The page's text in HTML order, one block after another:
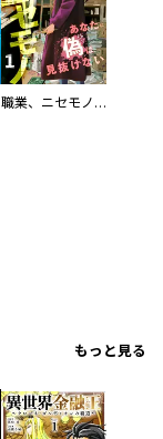
職業、ニセモノ～あなたに偽は見抜けない【電子単行本版】
もっと見る